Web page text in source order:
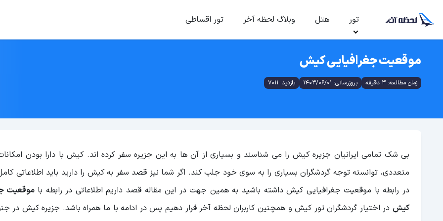
تور هتل وبلاگ لحظه آخر تور اقساطی
موقعیت جغرافیایی کیش
زمان مطالعه: 3 دقیقه بروزرسانی: 1403/06/01 بازدید: 7011
بی شک تمامی ایرانیان جزیره کیش را می شناسند و بسیاری از آن ها به این جزیره سفر کرده اند. کیش با دارا بودن
متعددی، توانسته توجه گردشگران بسیاری را به سوی خود جلب کند. اگر شما نیز قصد سفر به کیش را دارید باید اطلاعاتی
در رابطه با موقعیت جغرافیایی کیش داشته باشید به همین جهت در این مقاله قصد داریم اطلاعاتی در رابطه باموقعیت
کیش در اختیار گردشگران تور کیش و همچنین کاربران لحظه آخر قرار دهیم پس در ادامه با ما همراه باشد. جزیره کیش در